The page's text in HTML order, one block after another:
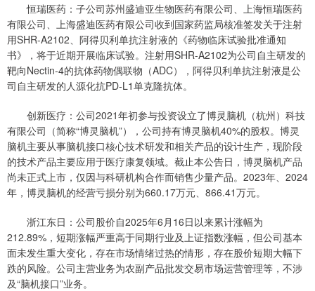
恒瑞医药：子公司苏州盛迪亚生物医药有限公司、上海恒瑞医药
有限公司、上海盛迪医药有限公司收到国家药监局核准签发关于注射
用SHR-A2102、阿得贝利单抗注射液的《药物临床试验批准通知
书》，将于近期开展临床试验。注射用SHR-A2102为公司自主研发的
靶向Nectin-4的抗体药物偶联物（ADC），阿得贝利单抗注射液是公
司自主研发的人源化抗PD-L1单克隆抗体。
创新医疗：公司2021年初参与投资设立了博灵脑机（杭州）科技
有限公司（简称“博灵脑机”），公司持有博灵脑机40%的股权。博灵
脑机主要从事脑机接口核心技术研发和相关产品的设计生产，现阶段
的技术产品主要应用于医疗康复领域。截止本公告日，博灵脑机产品
尚未正式上市，仅因与科研机构合作而销售少量产品。2023年、2024
年，博灵脑机的经营亏损分别为660.17万元、866.41万元。
浙江东日：公司股价自2025年6月16日以来累计涨幅为
212.89%，短期涨幅严重高于同期行业及上证指数涨幅，但公司基本
面未发生重大变化，存在市场情绪过热的情形，存在股价短期大幅下
跌的风险。公司主营业务为农副产品批发交易市场运营管理等，不涉
及“脑机接口”业务。